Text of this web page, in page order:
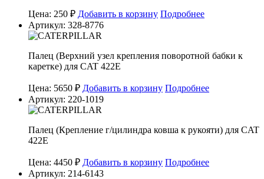
Цена: 250 ₽ Добавить в корзину Подробнее
Артикул: 328-8776
Палец (Верхний узел крепления поворотной бабки к
каретке) для CAT 422E
Цена: 5650 ₽ Добавить в корзину Подробнее
Артикул: 220-1019
Палец (Крепление г/цилиндра ковша к рукояти) для CAT
422E
Цена: 4450 ₽ Добавить в корзину Подробнее
Артикул: 214-6143